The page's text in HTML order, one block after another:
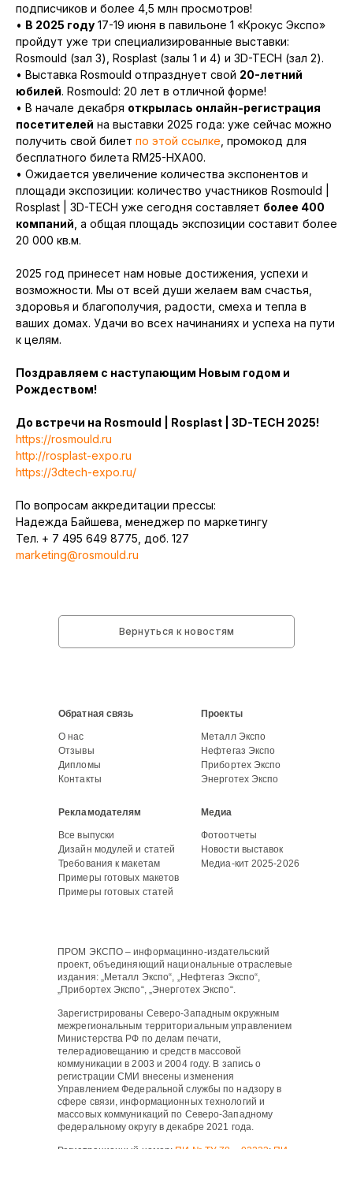
подписчиков и более 4,5 млн просмотров!
• В 2025 году 17-19 июня в павильоне 1 «Крокус Экспо»
пройдут уже три специализированные выставки:
Rosmould (зал 3), Rosplast (залы 1 и 4) и 3D-TECH (зал 2).
• Выставка Rosmould отпразднует свой 20-летний
юбилей. Rosmould: 20 лет в отличной форме!
• В начале декабря открылась онлайн-регистрация
посетителей на выставки 2025 года: уже сейчас можно
получить свой билет по этой ссылке , промокод для
бесплатного билета RM25-HXA00.
• Ожидается увеличение количества экспонентов и
площади экспозиции: количество участников Rosmould |
Rosplast | 3D-TECH уже сегодня составляет более 400
компаний , а общая площадь экспозиции составит более
20 000 кв.м.
2025 год принесет нам новые достижения, успехи и
возможности. Мы от всей души желаем вам счастья,
здоровья и благополучия, радости, смеха и тепла в
ваших домах. Удачи во всех начинаниях и успеха на пути
к целям.
Поздравляем с наступающим Новым годом и
Рождеством!
До встречи на Rosmould | Rosplast | 3D-TECH 2025!
https://rosmould.ru
http://rosplast-expo.ru
https://3dtech-expo.ru/
По вопросам аккредитации прессы:
Надежда Байшева, менеджер по маркетингу
Тел. + 7 495 649 8775, доб. 127
marketing@rosmould.ru
Вернуться к новостям
Новости выставок
Фотоотчеты
Контакты
Обратная связь
О нас
Отзывы
Дипломы
Проекты
Металл Экспо
Нефтегаз Экспо
Прибортех Экспо
Энерготех Экспо
Рекламодателям
Все выпуски
Дизайн модулей и статей
Требования к макетам
Примеры готовых макетов
Медиа
Медиа-кит 2025-2026
Примеры готовых статей
Регистрационный номер: ПИ № ТУ 78 – 02233; ПИ
Зарегистрированы Северо-Западным окружным
межрегиональным территориальным управлением
Министерства РФ по делам печати,
телерадиовещанию и средств массовой
коммуникации в 2003 и 2004 году. В запись о
регистрации СМИ внесены изменения
Управлением Федеральной службы по надзору в
сфере связи, информационных технологий и
массовых коммуникаций по Северо-Западному
федеральному округу в декабре 2021 года.
ПРОМ ЭКСПО – информацинно-издательский
проект, объединяющий национальные отраслевые
издания: „Металл Экспо“, „Нефтегаз Экспо“,
„Прибортех Экспо“, „Энерготех Экспо“.